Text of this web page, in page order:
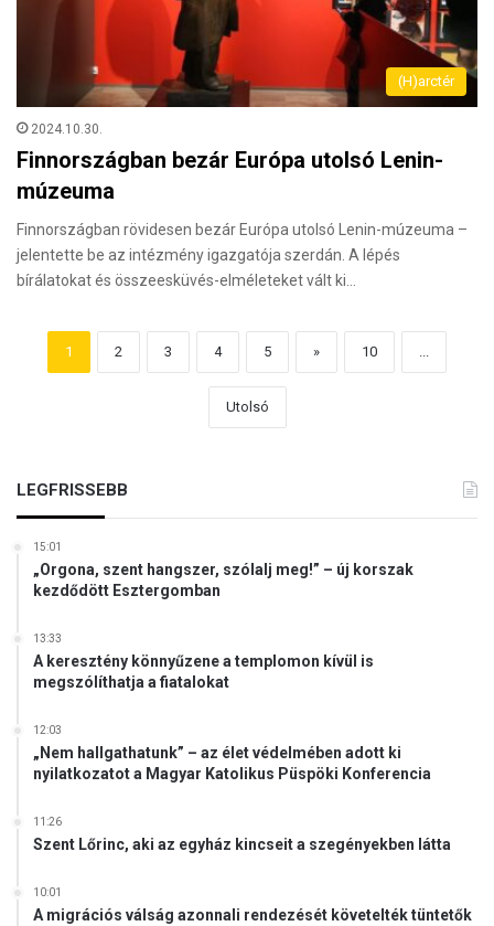
(H)arctér
2024.10.30.
Finnországban bezár Európa utolsó Lenin-
múzeuma
Finnországban rövidesen bezár Európa utolsó Lenin-múzeuma –
jelentette be az intézmény igazgatója szerdán. A lépés
bírálatokat és összeesküvés-elméleteket vált ki…
1 2 3 4 5 » 10 ...
Utolsó
LEGFRISSEBB
15:01
„Orgona, szent hangszer, szólalj meg!” – új korszak
kezdődött Esztergomban
13:33
A keresztény könnyűzene a templomon kívül is
megszólíthatja a fiatalokat
12:03
„Nem hallgathatunk” – az élet védelmében adott ki
nyilatkozatot a Magyar Katolikus Püspöki Konferencia
11:26
Szent Lőrinc, aki az egyház kincseit a szegényekben látta
10:01
A migrációs válság azonnali rendezését követelték tüntetők